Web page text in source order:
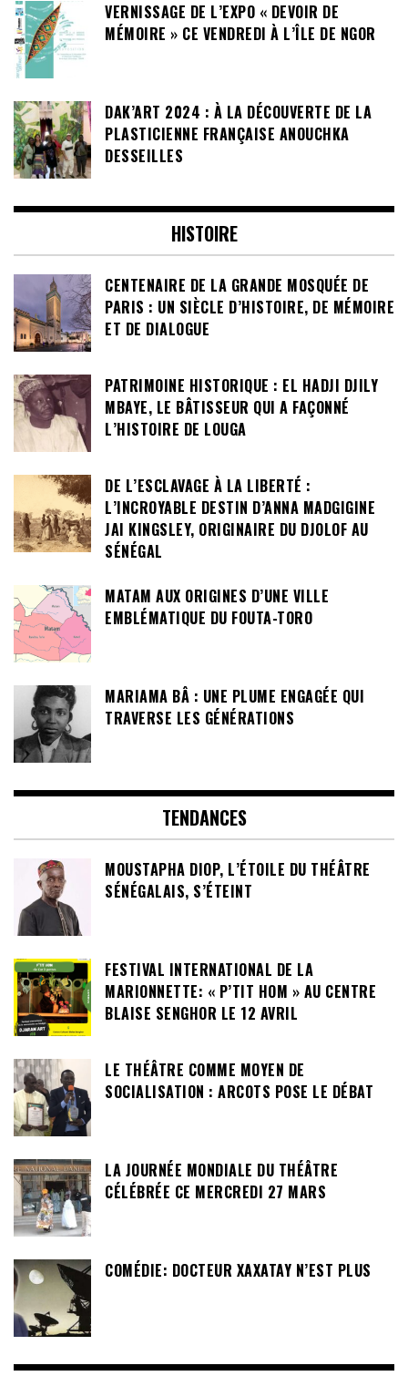
VERNISSAGE DE L’EXPO « DEVOIR DE
MÉMOIRE » CE VENDREDI À L’ÎLE DE NGOR
DAK’ART 2024 : À LA DÉCOUVERTE DE LA
PLASTICIENNE FRANÇAISE ANOUCHKA
DESSEILLES
HISTOIRE
CENTENAIRE DE LA GRANDE MOSQUÉE DE
PARIS : UN SIÈCLE D’HISTOIRE, DE MÉMOIRE
ET DE DIALOGUE
PATRIMOINE HISTORIQUE : EL HADJI DJILY
MBAYE, LE BÂTISSEUR QUI A FAÇONNÉ
L’HISTOIRE DE LOUGA
DE L’ESCLAVAGE À LA LIBERTÉ :
L’INCROYABLE DESTIN D’ANNA MADGIGINE
JAI KINGSLEY, ORIGINAIRE DU DJOLOF AU
SÉNÉGAL
MATAM AUX ORIGINES D’UNE VILLE
EMBLÉMATIQUE DU FOUTA-TORO
MARIAMA BÂ : UNE PLUME ENGAGÉE QUI
TRAVERSE LES GÉNÉRATIONS
TENDANCES
MOUSTAPHA DIOP, L’ÉTOILE DU THÉÂTRE
SÉNÉGALAIS, S’ÉTEINT
FESTIVAL INTERNATIONAL DE LA
MARIONNETTE: « P’TIT HOM » AU CENTRE
BLAISE SENGHOR LE 12 AVRIL
LE THÉÂTRE COMME MOYEN DE
SOCIALISATION : ARCOTS POSE LE DÉBAT
LA JOURNÉE MONDIALE DU THÉÂTRE
CÉLÉBRÉE CE MERCREDI 27 MARS
COMÉDIE: DOCTEUR XAXATAY N’EST PLUS